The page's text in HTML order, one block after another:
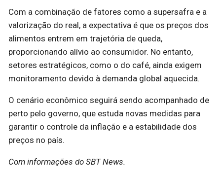
Com a combinação de fatores como a supersafra e a
valorização do real, a expectativa é que os preços dos
alimentos entrem em trajetória de queda,
proporcionando alívio ao consumidor. No entanto,
setores estratégicos, como o do café, ainda exigem
monitoramento devido à demanda global aquecida.
O cenário econômico seguirá sendo acompanhado de
perto pelo governo, que estuda novas medidas para
garantir o controle da inflação e a estabilidade dos
preços no país.
Com informações do SBT News.